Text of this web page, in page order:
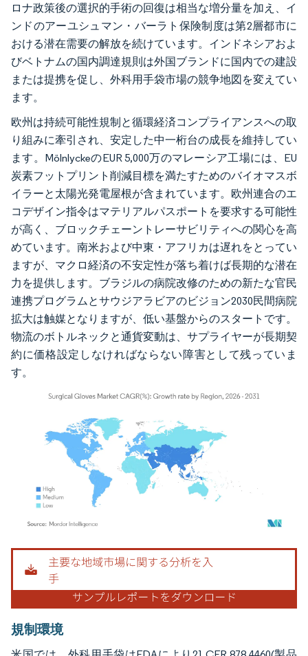
ロナ政策後の選択的手術の回復は相当な増分量を加え、イ
ンドのアーユシュマン・バーラト保険制度は第2層都市に
おける潜在需要の解放を続けています。インドネシアおよ
びベトナムの国内調達規則は外国ブランドに国内での建設
または提携を促し、外科用手袋市場の競争地図を変えてい
ます。
欧州は持続可能性規制と循環経済コンプライアンスへの取
り組みに牽引され、安定した中一桁台の成長を維持してい
ます。MölnlyckeのEUR 5,000万のマレーシア工場には、EU
炭素フットプリント削減目標を満たすためのバイオマスボ
イラーと太陽光発電屋根が含まれています。欧州連合のエ
コデザイン指令はマテリアルパスポートを要求する可能性
が高く、ブロックチェーントレーサビリティへの関心を高
めています。南米および中東・アフリカは遅れをとってい
ますが、マクロ経済の不安定性が落ち着けば長期的な潜在
力を提供します。ブラジルの病院改修のための新たな官民
連携プログラムとサウジアラビアのビジョン2030民間病院
拡大は触媒となりますが、低い基盤からのスタートです。
物流のボトルネックと通貨変動は、サプライヤーが長期契
約に価格設定しなければならない障害として残っていま
す。
画像 © Mordor Intelligence。再利用にはCC BY 4.0の表示が必要です。
規制環境